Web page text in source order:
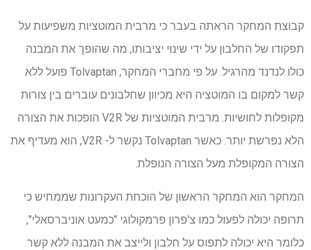
קבוצת המחקר הראתה בעבר כי מרבית המוטציות משפיעות על
תפקודו של החלבון על ידי שינוי יציבותו, מה שהופך את המבנה
כולו לנדנד מהרגיל. על פי מחברי המחקר, Tolvaptan פועל ללא
קשר למקום בו המוטציה היא מכיוון שחלבונים עוברים בין צורות
מקופלות לחושיות. מרבית המוטציות של V2R הופכות את הצורה
הלא נפרשת יותר. כאשר Tolvaptan נקשר ל- V2R, הוא מעדיף את
הצורה המקופלת מעל הצורה הנופלת.
המחקר הוא המחקר הראשון של הוכחת העקרונות שממחיש כי
תרופה יכולה לפעול כמו צ'פרון פרמקולוגי "כמעט אוניברסאלי",
כלומר היא יכולה לתפוס על חלבון ולייצב את המבנה ללא קשר